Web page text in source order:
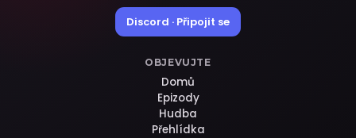
Discord · Připojit se
OBJEVUJTE
Domů
Epizody
Hudba
Přehlídka